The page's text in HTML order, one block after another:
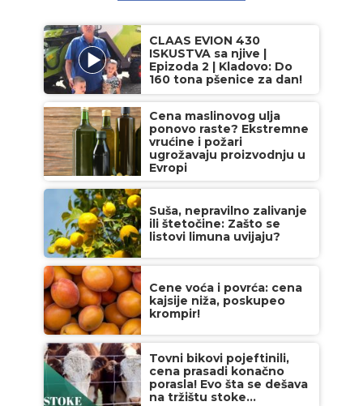
CLAAS EVION 430
ISKUSTVA sa njive |
Epizoda 2 | Kladovo: Do
160 tona pšenice za dan!
Cena maslinovog ulja
ponovo raste? Ekstremne
vrućine i požari
ugrožavaju proizvodnju u
Evropi
Suša, nepravilno zalivanje
ili štetočine: Zašto se
listovi limuna uvijaju?
Cene voća i povrća: cena
kajsije niža, poskupeo
krompir!
Tovni bikovi pojeftinili,
cena prasadi konačno
porasla! Evo šta se dešava
na tržištu stoke...